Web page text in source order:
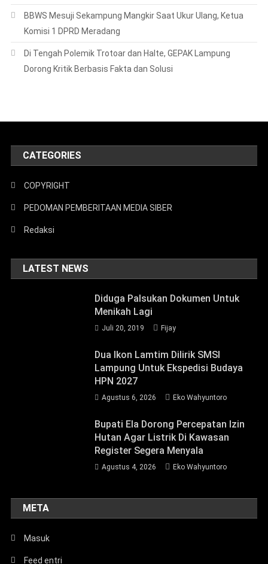
BBWS Mesuji Sekampung Mangkir Saat Ukur Ulang, Ketua
Komisi 1 DPRD Meradang
Di Tengah Polemik Trotoar dan Halte, GEPAK Lampung
Dorong Kritik Berbasis Fakta dan Solusi
CATEGORIES
COPYRIGHT
PEDOMAN PEMBERITAAN MEDIA SIBER
Redaksi
LATEST NEWS
Diduga Palsukan Dokumen Untuk
Menikah Lagi
Juli 20, 2019 Fijay
Dua Ikon Lamtim Dilirik SMSI
Lampung Untuk Ekspedisi Budaya
HPN 2027
Agustus 6, 2026 Eko Wahyuntoro
Bupati Ela Dorong Percepatan Izin
Hutan Agar Listrik Di Kawasan
Register Segera Menyala
Agustus 4, 2026 Eko Wahyuntoro
META
Masuk
Feed entri